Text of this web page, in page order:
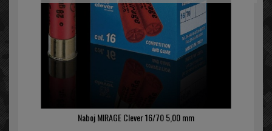
Naboj MIRAGE Clever 16/70 5,00 mm